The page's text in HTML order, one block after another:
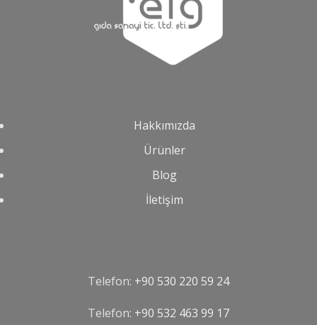
Hakkımızda
Ürünler
Blog
İletişim
Telefon: +90 530 220 59 24
Telefon: ‪+90 532 463 99 17‬